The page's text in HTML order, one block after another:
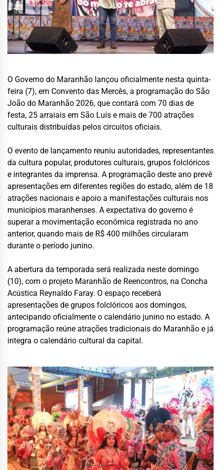
O Governo do Maranhão lançou oficialmente nesta quinta-
feira (7), em Convento das Mercês, a programação do São
João do Maranhão 2026, que contará com 70 dias de
festa, 25 arraiais em São Luís e mais de 700 atrações
culturais distribuídas pelos circuitos oficiais.
O evento de lançamento reuniu autoridades, representantes
da cultura popular, produtores culturais, grupos folclóricos
e integrantes da imprensa. A programação deste ano prevê
apresentações em diferentes regiões do estado, além de 18
atrações nacionais e apoio a manifestações culturais nos
municípios maranhenses. A expectativa do governo é
superar a movimentação econômica registrada no ano
anterior, quando mais de R$ 400 milhões circularam
durante o período junino.
A abertura da temporada será realizada neste domingo
(10), com o projeto Maranhão de Reencontros, na Concha
Acústica Reynaldo Faray. O espaço receberá
apresentações de grupos folclóricos aos domingos,
antecipando oficialmente o calendário junino no estado. A
programação reúne atrações tradicionais do Maranhão e já
integra o calendário cultural da capital.